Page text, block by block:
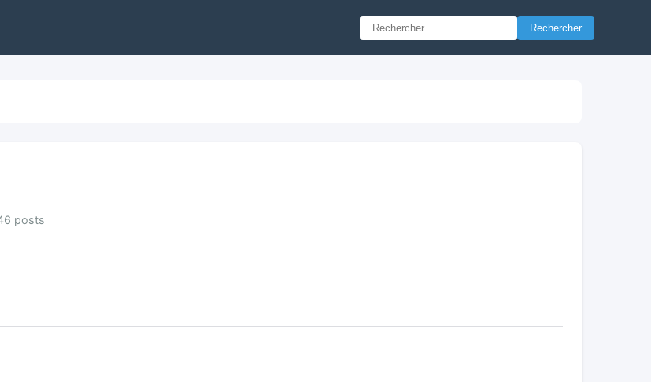
Rechercher
6 posts